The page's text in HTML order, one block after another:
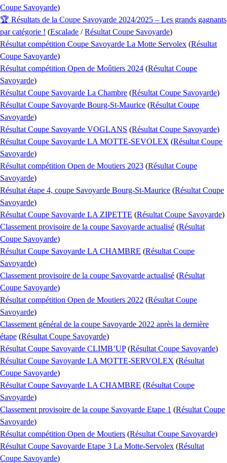
Coupe Savoyarde)
🏆 Résultats de la Coupe Savoyarde 2024/2025 – Les grands gagnants
par catégorie ! (Escalade /Résultat Coupe Savoyarde)
Résultat compétition Coupe Savoyarde La Motte Servolex (Résultat
Coupe Savoyarde)
Résultat compétition Open de Moûtiers 2024 (Résultat Coupe
Savoyarde)
Résultat Coupe Savoyarde La Chambre (Résultat Coupe Savoyarde)
Résultat Coupe Savoyarde Bourg-St-Maurice (Résultat Coupe
Savoyarde)
Résultat Coupe Savoyarde VOGLANS (Résultat Coupe Savoyarde)
Résultat Coupe Savoyarde LA MOTTE-SEVOLEX (Résultat Coupe
Savoyarde)
Résultat compétition Open de Moutiers 2023 (Résultat Coupe
Savoyarde)
Résultat étape 4, coupe Savoyarde Bourg-St-Maurice (Résultat Coupe
Savoyarde)
Résultat Coupe Savoyarde LA ZIPETTE (Résultat Coupe Savoyarde)
Classement provisoire de la coupe Savoyarde actualisé (Résultat
Coupe Savoyarde)
Résultat Coupe Savoyarde LA CHAMBRE (Résultat Coupe
Savoyarde)
Classement provisoire de la coupe Savoyarde actualisé (Résultat
Coupe Savoyarde)
Résultat compétition Open de Moutiers 2022 (Résultat Coupe
Savoyarde)
Classement général de la coupe Savoyarde 2022 après la dernière
étape (Résultat Coupe Savoyarde)
Résultat Coupe Savoyarde CLIMB’UP (Résultat Coupe Savoyarde)
Résultat Coupe Savoyarde LA MOTTE-SERVOLEX (Résultat
Coupe Savoyarde)
Résultat Coupe Savoyarde LA CHAMBRE (Résultat Coupe
Savoyarde)
Classement provisoire de la coupe Savoyarde Etape 1 (Résultat Coupe
Savoyarde)
Résultat compétition Open de Moutiers (Résultat Coupe Savoyarde)
Résultat Coupe Savoyarde Etape 3 La Motte-Servolex (Résultat
Coupe Savoyarde)